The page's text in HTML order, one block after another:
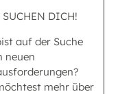
DICH!
auf der Suche
neuen
mehr über